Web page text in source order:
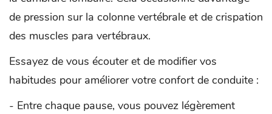
de pression sur la colonne vertébrale et de crispation
des muscles para vertébraux.
Essayez de vous écouter et de modifier vos
habitudes pour améliorer votre confort de conduite :
- Entre chaque pause, vous pouvez légèrement